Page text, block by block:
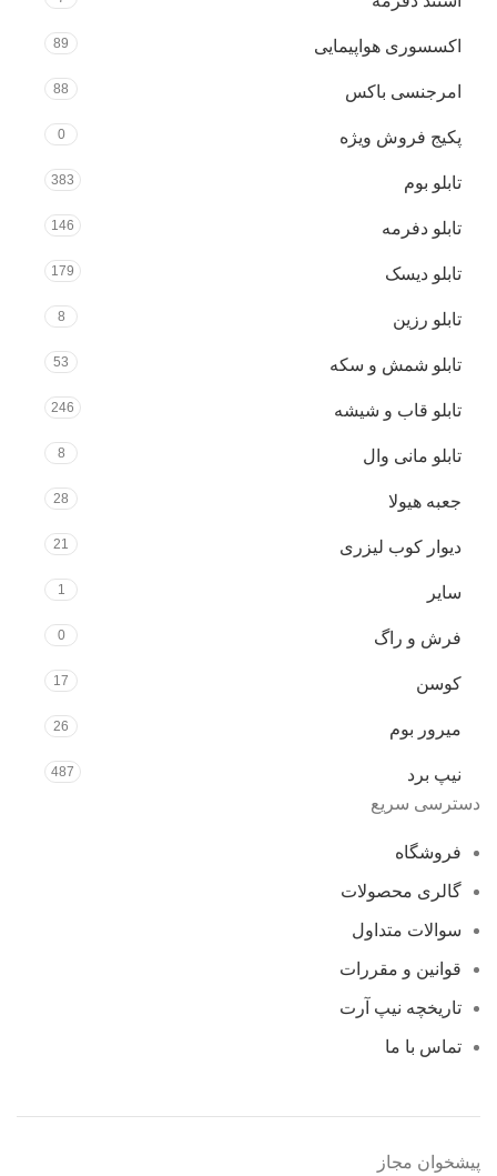
اکسسوری هواپیمایی 89
امرجنسی باکس 88
پکیج فروش ویژه 0
تابلو بوم 383
تابلو دفرمه 146
تابلو دیسک 179
تابلو رزین 8
تابلو شمش و سکه 53
تابلو قاب و شیشه 246
تابلو مانی وال 8
جعبه هیولا 28
دیوار کوب لیزری 21
سایر 1
فرش و راگ 0
کوسن 17
میرور بوم 26
نیپ برد 487
دسترسی سریع
فروشگاه
گالری محصولات
سوالات متداول
قوانین و مقررات
تاریخچه نیپ آرت
تماس با ما
پیشخوان مجاز